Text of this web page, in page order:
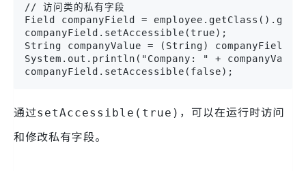
// 访问类的私有字段
Field companyField =
companyField.setAccessible(true);
String companyValue = (String)
System.out.println("Company: " +
companyField.setAccessible(false);
通过setAccessible(true) ，可以在运行时访问
和修改私有字段。